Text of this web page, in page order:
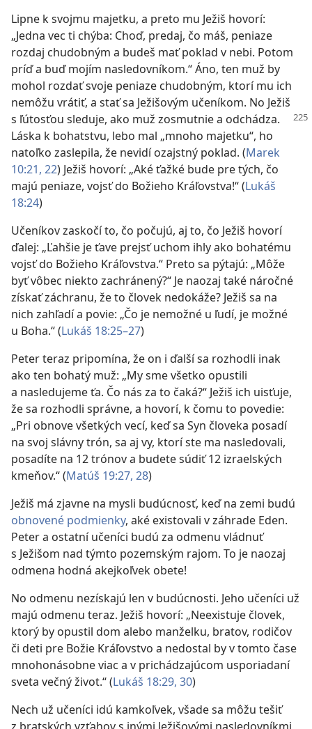
Lipne k svojmu majetku, a preto mu Ježiš hovorí:
„Jedna vec ti chýba: Choď, predaj, čo máš, peniaze
rozdaj chudobným a budeš mať poklad v nebi. Potom
príď a buď mojím nasledovníkom.“ Áno, ten muž by
mohol rozdať svoje peniaze chudobným, ktorí mu ich
nemôžu vrátiť, a stať sa Ježišovým učeníkom. No Ježiš
s ľútosťou sleduje, ako muž zosmutnie a odchádza.
Láska k bohatstvu, lebo mal „mnoho majetku“, ho
natoľko zaslepila, že nevidí ozajstný poklad. (Marek
10:21, 22) Ježiš hovorí: „Aké ťažké bude pre tých, čo
majú peniaze, vojsť do Božieho Kráľovstva!“ (Lukáš
18:24)
Učeníkov zaskočí to, čo počujú, aj to, čo Ježiš hovorí
ďalej: „Ľahšie je ťave prejsť uchom ihly ako bohatému
vojsť do Božieho Kráľovstva.“ Preto sa pýtajú: „Môže
byť vôbec niekto zachránený?“ Je naozaj také náročné
získať záchranu, že to človek nedokáže? Ježiš sa na
nich zahľadí a povie: „Čo je nemožné u ľudí, je možné
u Boha.“ (Lukáš 18:25–27)
Peter teraz pripomína, že on i ďalší sa rozhodli inak
ako ten bohatý muž: „My sme všetko opustili
a nasledujeme ťa. Čo nás za to čaká?“ Ježiš ich uisťuje,
že sa rozhodli správne, a hovorí, k čomu to povedie:
„Pri obnove všetkých vecí, keď sa Syn človeka posadí
na svoj slávny trón, sa aj vy, ktorí ste ma nasledovali,
posadíte na 12 trónov a budete súdiť 12 izraelských
kmeňov.“ (Matúš 19:27, 28)
Ježiš má zjavne na mysli budúcnosť, keď na zemi budú
obnovené podmienky, aké existovali v záhrade Eden.
Peter a ostatní učeníci budú za odmenu vládnuť
s Ježišom nad týmto pozemským rajom. To je naozaj
odmena hodná akejkoľvek obete!
No odmenu nezískajú len v budúcnosti. Jeho učeníci už
majú odmenu teraz. Ježiš hovorí: „Neexistuje človek,
ktorý by opustil dom alebo manželku, bratov, rodičov
či deti pre Božie Kráľovstvo a nedostal by v tomto čase
mnohonásobne viac a v prichádzajúcom usporiadaní
sveta večný život.“ (Lukáš 18:29, 30)
Nech už učeníci idú kamkoľvek, všade sa môžu tešiť